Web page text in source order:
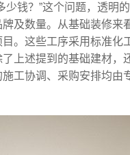
钱？”这个问题，透明
及数量。从基础装修来
。这些工序采用标准化
上述提到的基础建材
工协调、采购安排均由